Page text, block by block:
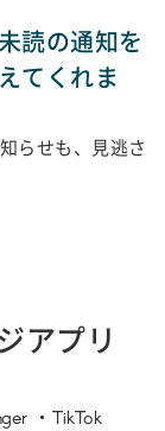
読の通知を
てくれま
らせも、見逃さ
アプリ
TikTok